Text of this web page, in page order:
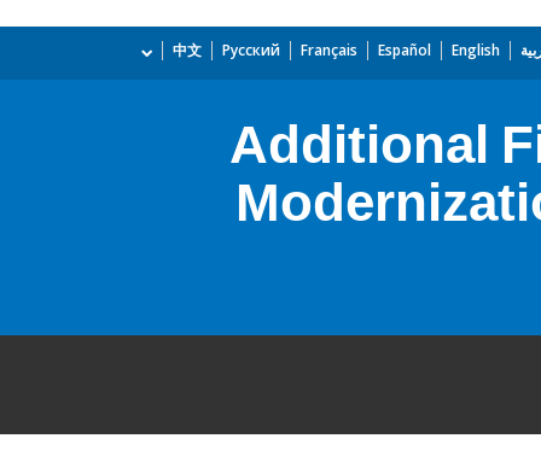
English
Español
Français
Русский
中文
Additional